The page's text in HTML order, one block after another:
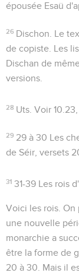
épousée Esaü
26 Dischon . Le
de copiste. Les
Dischan de
versions.
28 Uts. Voir10.23
29 29 à 30 Les
de Séir, versets
31 31-39 Les rois
Voici les rois .
une nouvelle
monarchie a
être la forme de
20 à 30. Mais il